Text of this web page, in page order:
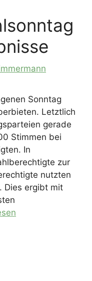
Sonntag
Letztlich
gerade
Stimmen bei
In
zur
nutzten
Dies ergibt mit